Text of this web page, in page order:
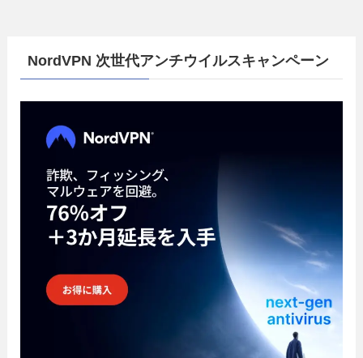
NordVPN 次世代アンチウイルスキャンペーン